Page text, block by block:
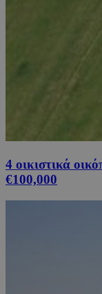
4 οικιστικά
€100,000